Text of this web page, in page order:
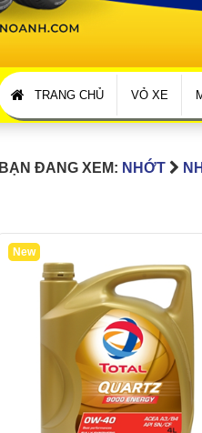
TRANG CHỦ VỎ XE
BẠN ĐANG XEM: NHỚT
New